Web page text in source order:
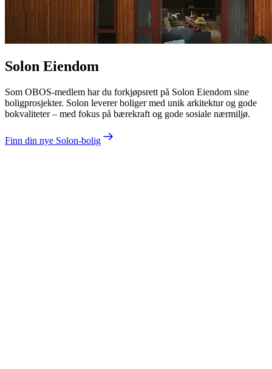
Solon Eiendom
Som OBOS-medlem har du forkjøpsrett på Solon Eiendom sine
boligprosjekter. Solon leverer boliger med unik arkitektur og gode
bokvaliteter – med fokus på bærekraft og gode sosiale nærmiljø.
Finn din nye Solon-bolig